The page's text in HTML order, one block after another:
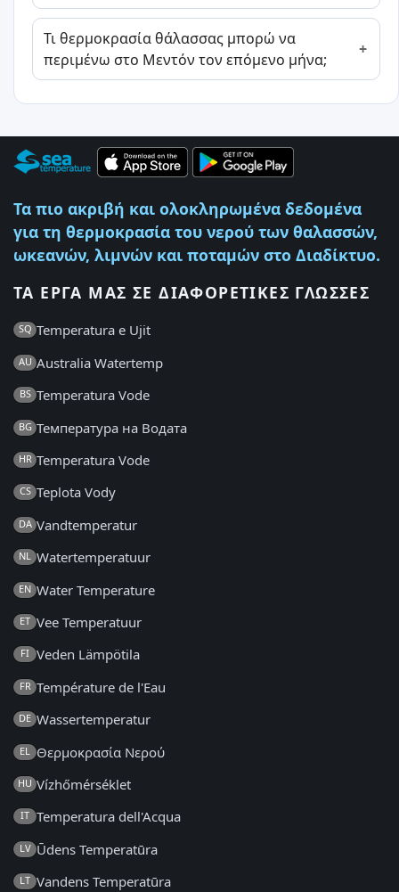
Τι θερμοκρασία θάλασσας μπορώ να
περιμένω στο Μεντόν τον επόμενο μήνα;
Τα πιο ακριβή και ολοκληρωμένα δεδομένα
για τη θερμοκρασία του νερού των θαλασσών,
ωκεανών, λιμνών και ποταμών στο Διαδίκτυο.
ΤΑ ΈΡΓΑ ΜΑΣ ΣΕ ΔΙΑΦΟΡΕΤΙΚΈΣ ΓΛΏΣΣΕΣ
SQ Temperatura e Ujit
AU Australia Watertemp
BS Temperatura Vode
BG Температура на Водата
HR Temperatura Vode
CS Teplota Vody
DA Vandtemperatur
NL Watertemperatuur
EN Water Temperature
ET Vee Temperatuur
FI Veden Lämpötila
FR Température de l'Eau
DE Wassertemperatur
EL Θερμοκρασία Νερού
HU Vízhőmérséklet
IT Temperatura dell'Acqua
LV Ūdens Temperatūra
LT Vandens Temperatūra